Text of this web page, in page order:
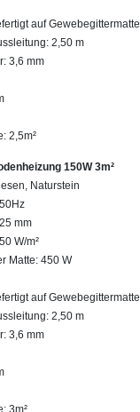
auf Gewebegittermatte
2,50 m
3,6 mm
2,5m²
150W 3m²
Naturstein
mm
W/m²
Matte: 450 W
auf Gewebegittermatte
2,50 m
3,6 mm
3m²